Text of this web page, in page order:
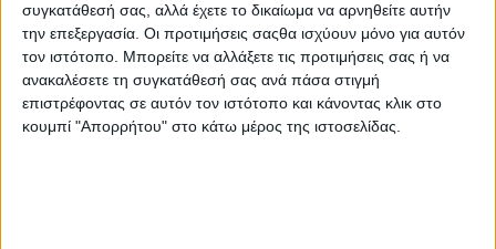
συγκατάθεσή σας, αλλά έχετε το δικαίωμα να αρνηθείτε αυτήν
την επεξεργασία. Οι προτιμήσεις σαςθα ισχύουν μόνο για αυτόν
τον ιστότοπο. Μπορείτε να αλλάξετε τις προτιμήσεις σας ή να
ανακαλέσετε τη συγκατάθεσή σας ανά πάσα στιγμή
επιστρέφοντας σε αυτόν τον ιστότοπο και κάνοντας κλικ στο
κουμπί "Απορρήτου" στο κάτω μέρος της ιστοσελίδας.